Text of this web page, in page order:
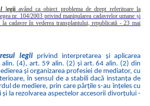
legiiavând ca obiect problema de drept referitoare la
nr. 104/2003 privind manipularea cadavrelor umane și
cadavre în vederea transplantului, republicată - 23 mai
legii privind interpretarea și aplicarea
(4), art. 59 alin. (2) și art. 64 alin. (2) din
și organizarea profesiei de mediator, cu
în sensul de a stabili dacă instanța de
de mediere, prin care părțile s-au înțeles cu
la rezolvarea aspectelor accesorii divorțului -